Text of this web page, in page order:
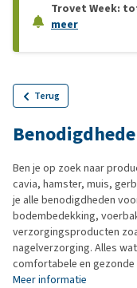
Trovet Week:
meer
Terug
Ben je op zoek naar
cavia, hamster, muis,
je alle benodigdheden
bodembedekking,
verzorgingsproducten
nagelverzorging. Alles
comfortabele en
Meer informatie